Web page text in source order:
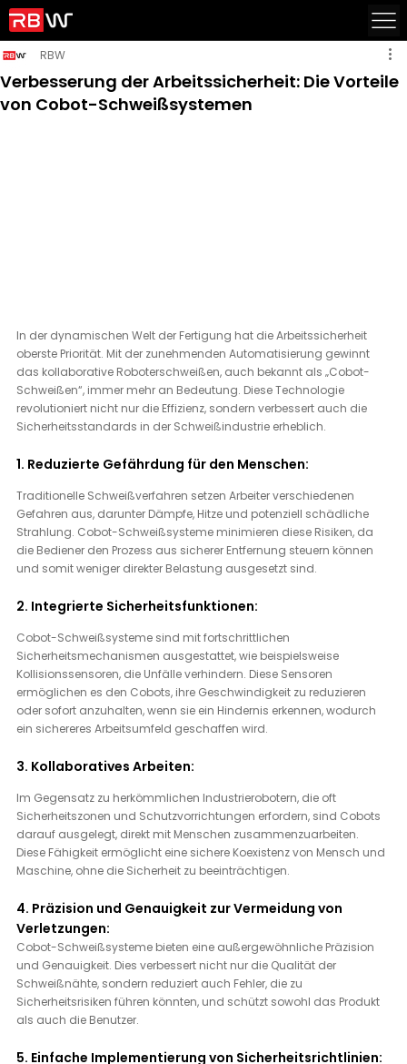
Verbesserung der Arbeitssicherheit: Die Vorteile
von Cobot-Schweißsystemen
RBW
In der dynamischen Welt der Fertigung hat die Arbeitssicherheit
oberste Priorität. Mit der zunehmenden Automatisierung gewinnt
das kollaborative Roboterschweißen, auch bekannt als „Cobot-
Schweißen“, immer mehr an Bedeutung. Diese Technologie
revolutioniert nicht nur die Effizienz, sondern verbessert auch die
Sicherheitsstandards in der Schweißindustrie erheblich.
1. Reduzierte Gefährdung für den Menschen:
Traditionelle Schweißverfahren setzen Arbeiter verschiedenen
Gefahren aus, darunter Dämpfe, Hitze und potenziell schädliche
Strahlung. Cobot-Schweißsysteme minimieren diese Risiken, da
die Bediener den Prozess aus sicherer Entfernung steuern können
und somit weniger direkter Belastung ausgesetzt sind.
2. Integrierte Sicherheitsfunktionen:
Cobot-Schweißsysteme sind mit fortschrittlichen
Sicherheitsmechanismen ausgestattet, wie beispielsweise
Kollisionssensoren, die Unfälle verhindern. Diese Sensoren
ermöglichen es den Cobots, ihre Geschwindigkeit zu reduzieren
oder sofort anzuhalten, wenn sie ein Hindernis erkennen, wodurch
ein sichereres Arbeitsumfeld geschaffen wird.
3. Kollaboratives Arbeiten:
Im Gegensatz zu herkömmlichen Industrierobotern, die oft
Sicherheitszonen und Schutzvorrichtungen erfordern, sind Cobots
darauf ausgelegt, direkt mit Menschen zusammenzuarbeiten.
Diese Fähigkeit ermöglicht eine sichere Koexistenz von Mensch und
Maschine, ohne die Sicherheit zu beeinträchtigen.
4. Präzision und Genauigkeit zur Vermeidung von
Verletzungen:
Cobot-Schweißsysteme bieten eine außergewöhnliche Präzision
und Genauigkeit. Dies verbessert nicht nur die Qualität der
Schweißnähte, sondern reduziert auch Fehler, die zu
Sicherheitsrisiken führen könnten, und schützt sowohl das Produkt
als auch die Benutzer.
5. Einfache Implementierung von Sicherheitsrichtlinien: